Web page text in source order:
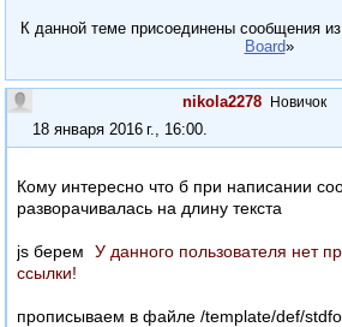
К данной теме присоединены сообщения
Board»
nikola2278 Новичок
18 января 2016 г., 16:00.
Кому интересно что б при написании
разворачивалась на длину текста
js берем
У данного пользователя нет
ссылки!
прописываем в файле /template/def/